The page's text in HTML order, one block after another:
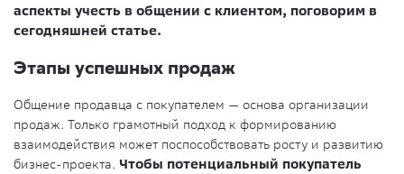
аспекты учесть в общении с клиентом, поговорим в
сегодняшней статье.
Этапы успешных продаж
Общение продавца с покупателем — основа организации
продаж. Только грамотный подход к формированию
взаимодействия может поспособствовать росту и развитию
бизнес-проекта. Чтобы потенциальный покупатель